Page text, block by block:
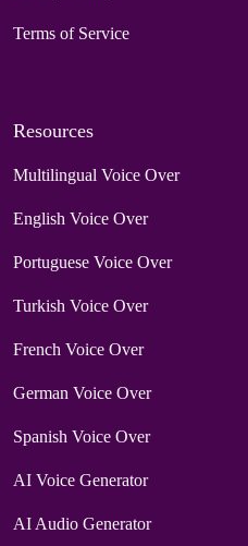
Terms of Service
Resources
Multilingual Voice Over
English Voice Over
Portuguese Voice Over
Turkish Voice Over
French Voice Over
German Voice Over
Spanish Voice Over
AI Voice Generator
AI Audio Generator